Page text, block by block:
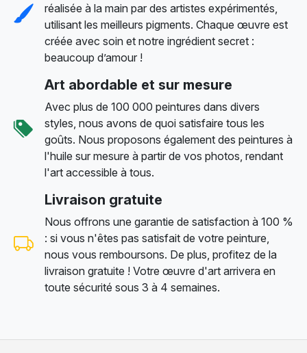
réalisée à la main par des artistes expérimentés,
utilisant les meilleurs pigments. Chaque œuvre est
créée avec soin et notre ingrédient secret :
beaucoup d’amour !
Art abordable et sur mesure
Avec plus de 100 000 peintures dans divers
styles, nous avons de quoi satisfaire tous les
goûts. Nous proposons également des peintures à
l'huile sur mesure à partir de vos photos, rendant
l'art accessible à tous.
Livraison gratuite
Nous offrons une garantie de satisfaction à 100 %
: si vous n'êtes pas satisfait de votre peinture,
nous vous remboursons. De plus, profitez de la
livraison gratuite ! Votre œuvre d'art arrivera en
toute sécurité sous 3 à 4 semaines.